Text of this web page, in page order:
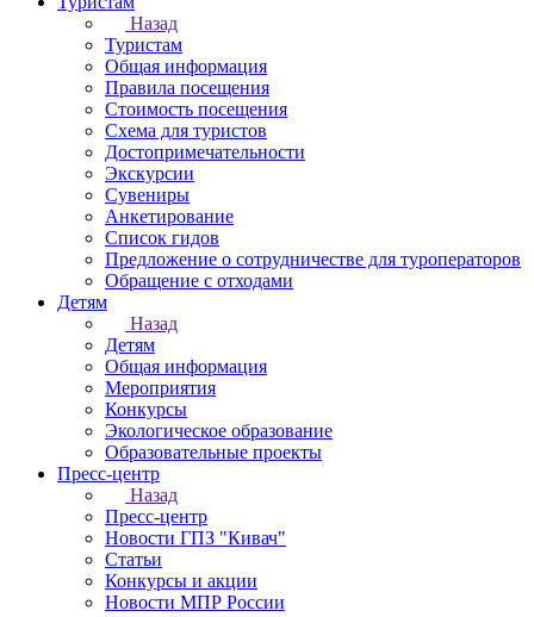
Назад
Туристам
Общая информация
Правила посещения
Стоимость посещения
Схема для туристов
Достопримечательности
Экскурсии
Сувениры
Анкетирование
Список гидов
Предложение о сотрудничестве для туроператоров
Обращение с отходами
Детям
Назад
Детям
Общая информация
Мероприятия
Конкурсы
Экологическое образование
Образовательные проекты
Пресс-центр
Назад
Пресс-центр
Новости ГПЗ "Кивач"
Статьи
Конкурсы и акции
Новости МПР России